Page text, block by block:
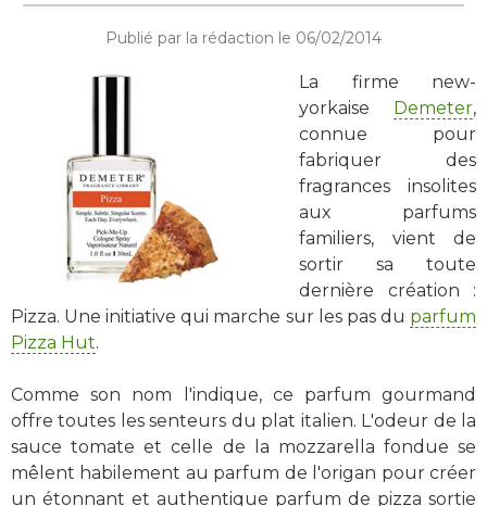
Publié par la rédaction le 06/02/2014
La firme new-
yorkaise Demeter,
connue pour
fabriquer des
fragrances insolites
aux parfums
familiers, vient de
sortir sa toute
dernière création :
Pizza. Une initiative qui marche sur les pas du parfum
Pizza Hut.
Comme son nom l'indique, ce parfum gourmand
offre toutes les senteurs du plat italien. L'odeur de la
sauce tomate et celle de la mozzarella fondue se
mêlent habilement au parfum de l'origan pour créer
un étonnant et authentique parfum de pizza sortie